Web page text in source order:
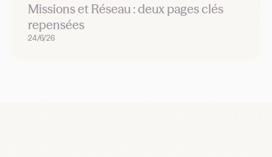
Missions et Réseau : deux pages clés
repensées
24/6/26